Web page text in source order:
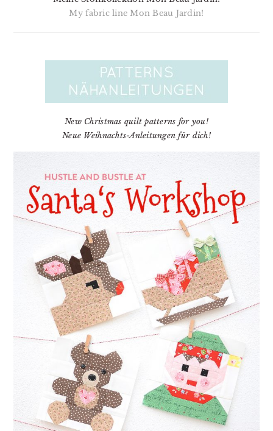
My fabric line Mon Beau Jardin!
New Christmas quilt patterns for you!
Neue Weihnachts-Anleitungen für dich!